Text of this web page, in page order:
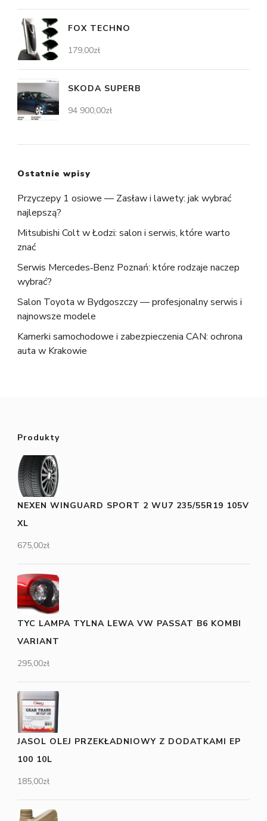
FOX TECHNO
179,00zł
SKODA SUPERB
94 900,00zł
Ostatnie wpisy
Przyczepy 1 osiowe — Zasław i lawety: jak wybrać
najlepszą?
Mitsubishi Colt w Łodzi: salon i serwis, które warto
znać
Serwis Mercedes‑Benz Poznań: które rodzaje naczep
wybrać?
Salon Toyota w Bydgoszczy — profesjonalny serwis i
najnowsze modele
Kamerki samochodowe i zabezpieczenia CAN: ochrona
auta w Krakowie
Produkty
NEXEN WINGUARD SPORT 2 WU7 235/55R19 105V
XL
675,00zł
TYC LAMPA TYLNA LEWA VW PASSAT B6 KOMBI
VARIANT
295,00zł
JASOL OLEJ PRZEKŁADNIOWY Z DODATKAMI EP
100 10L
185,00zł